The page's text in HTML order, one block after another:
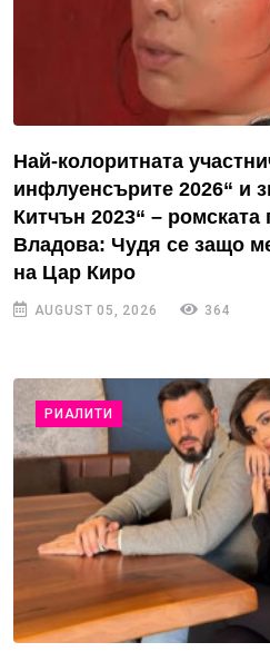
Най-колоритната
инфлуенсърите 2026“ и
Китчън 2023“ –
Владова: Чудя се защо
на Цар Киро
AUGUST 05, 2026 364
РИАЛИТИ